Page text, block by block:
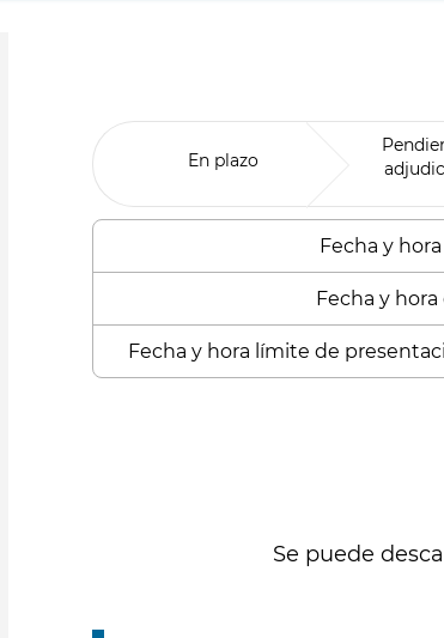
En plazo
Fecha y
Fecha y
Fecha y hora límite de
Se puede